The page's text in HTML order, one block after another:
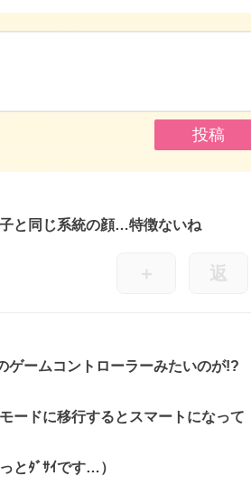
と同じ系統の顔…特徴ないね
＋ 返
ゲームコントローラーみたいのが!?
ードに移行するとスマートになって
とﾀﾞｻｲです…）